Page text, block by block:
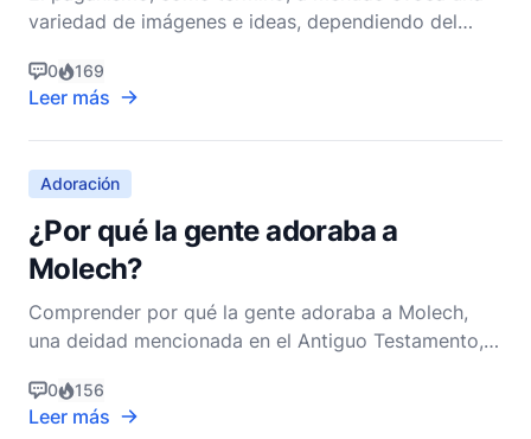
variedad de imágenes e ideas, dependiendo del
muchos, puede evocar pensamientos de
civilizaciones antiguas, deidades politeístas o
prácticas espirituales basadas en la naturaleza. Para
comprender plenamen
0 169
Leer más
Adoración
¿Por qué la gente adoraba a
Molech?
Comprender por qué la gente adoraba a Molech,
una deidad mencionada en el Antiguo Testamento,
culturales, religiosos e históricos del antiguo
Cercano Oriente. Molech, también escrito Moloch o
0 156
Leer más